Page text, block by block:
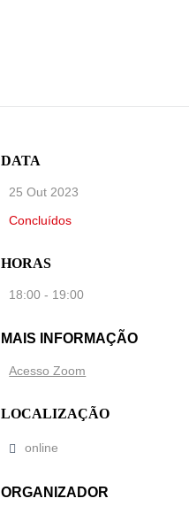
DATA
25 Out 2023
Concluídos
HORAS
18:00 - 19:00
MAIS INFORMAÇÃO
Acesso Zoom
LOCALIZAÇÃO
online
ORGANIZADOR